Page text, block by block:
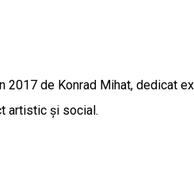
de Konrad Mihat, dedicat
artistic și social.